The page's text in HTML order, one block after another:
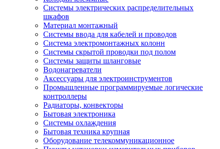
Системы электрических распределительных
шкафов
Материал монтажный
Системы ввода для кабелей и проводов
Система электромонтажных колонн
Системы скрытой проводки под полом
Системы защиты шланговые
Водонагреватели
Аксессуары для электроинструментов
Промышленные программируемые логические
контроллеры
Радиаторы, конвекторы
Бытовая электроника
Системы охлаждения
Бытовая техника крупная
Оборудование телекоммуникационное